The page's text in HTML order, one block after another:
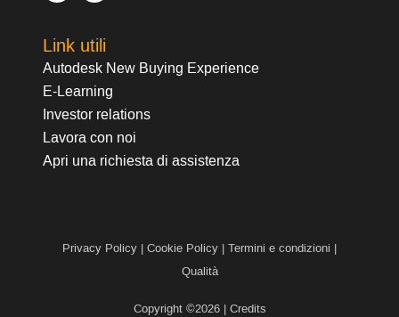
Link utili
Autodesk New Buying Experience
E-Learning
Investor relations
Lavora con noi
Apri una richiesta di assistenza
Privacy Policy | Cookie Policy | Termini e condizioni |
Qualità
Copyright ©2026 | Credits